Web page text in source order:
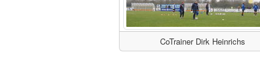
CoTrainer Dirk Heinrichs